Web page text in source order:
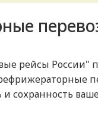
рейсы
сохранность